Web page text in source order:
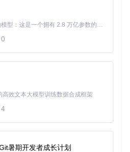
架构变更，可能不兼容旧版本
功能，保持向前兼容
包含漏洞修复，完全兼容
灯：主版本变化是红灯（需谨慎评
新功能），修订版本是绿灯（可放
密配合
构成，它们必须版本协同才能正
所有乐器节奏一致：
Kimi K3 是Kimi能力最强的模型：这是一个拥有 2.8 万亿参数的混合专家（MoE）模型，具备原生视觉理解能力，并支持 100 万 token 的上下文窗口。
0
效文本大模型训练数据合成框架
4
暑期开发者成长计划